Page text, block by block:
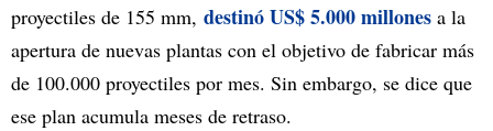
proyectiles de 155 mm, destinó US$ 5.000 millones a la
apertura de nuevas plantas con el objetivo de fabricar más
de 100.000 proyectiles por mes. Sin embargo, se dice que
ese plan acumula meses de retraso.